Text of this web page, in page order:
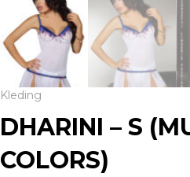
Kleding
DHARINI – S
COLORS)